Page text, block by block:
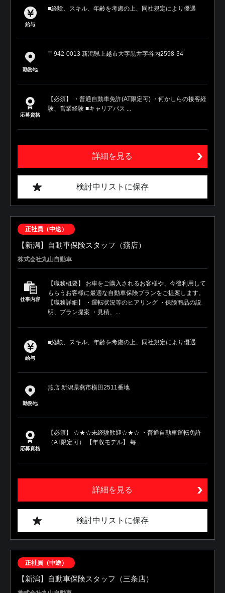
給与
■経験、スキル、年齢を考慮の上、同社規定により優遇
勤務地
〒942-0013 新潟県上越市大字黒井字谷内2598-34
応募資格
【必須】 ・普通自動車免許(AT限定可) ・何かしらの接客経
験、営業経験 ■キャリアパス ...
詳細を見る
検討中リストに保存
正社員（中途）
【新潟】自動車保険スタッフ（燕店）
株式会社丸山自動車
仕事内容
【職務概要】 お車をご購入されるお客様や、今後利用して
もらうお客様に最適な自動車保険プランをご提案します。
【職務詳細】 ・運転状況等のヒアリング ・保険商品の説
明、プラン提案 ・見積、...
給与
■経験、スキル、年齢を考慮の上、同社規定により優遇
勤務地
燕店 新潟県燕市横田2511番地
応募資格
【必須】 ☆★☆未経験歓迎☆★☆ ・普通自動車運転免許
（AT限定可） 【年収モデル】 毎...
詳細を見る
検討中リストに保存
正社員（中途）
【新潟】自動車保険スタッフ（三条店）